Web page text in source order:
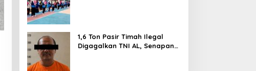
1,6 Ton Pasir Timah Ilegal
Digagalkan TNI AL, Senapan